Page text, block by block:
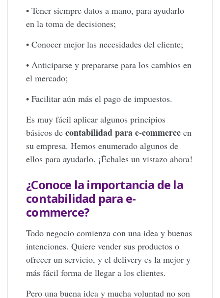
• Tener siempre datos a mano, para ayudarlo
en la toma de decisiones;
• Conocer mejor las necesidades del cliente;
• Anticiparse y prepararse para los cambios en
el mercado;
• Facilitar aún más el pago de impuestos.
Es muy fácil aplicar algunos principios
básicos decontabilidad para e-commerce en
su empresa. Hemos enumerado algunos de
ellos para ayudarlo. ¡Échales un vistazo ahora!
¿Conoce la importancia de la
contabilidad para e-
commerce?
Todo negocio comienza con una idea y buenas
intenciones. Quiere vender sus productos o
ofrecer un servicio, y el delivery es la mejor y
más fácil forma de llegar a los clientes.
Pero una buena idea y mucha voluntad no son